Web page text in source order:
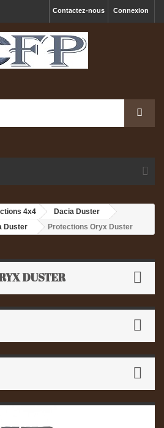
Connexion
Contactez-nous
4x4
Dacia Duster
Duster
Protections Oryx Duster
DUSTER
Duster